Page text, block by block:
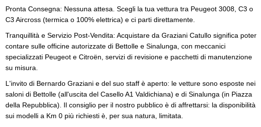
Pronta Consegna: Nessuna attesa. Scegli la tua vettura tra Peugeot 3008, C3 o
C3 Aircross (termica o 100% elettrica) e ci parti direttamente.
Tranquillità e Servizio Post-Vendita: Acquistare da Graziani Catullo significa poter
contare sulle officine autorizzate di Bettolle e Sinalunga, con meccanici
specializzati Peugeot e Citroën, servizi di revisione e pacchetti di manutenzione
su misura.
L'invito di Bernardo Graziani e del suo staff è aperto: le vetture sono esposte nei
saloni di Bettolle (all'uscita del Casello A1 Valdichiana) e di Sinalunga (in Piazza
della Repubblica). Il consiglio per il nostro pubblico è di affrettarsi: la disponibilità
sui modelli a Km 0 più richiesti è, per sua natura, limitata.